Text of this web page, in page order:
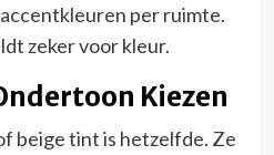
per ruimte.
zeker voor kleur.
Kiezen
beige tint is hetzelfde. Ze